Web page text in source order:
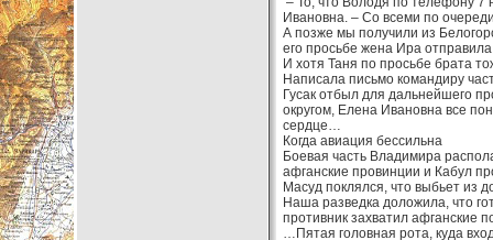
Ивановна. – Со всеми по
А позже мы получили из
его просьбе жена Ира
И хотя Таня по просьбе брата
Написала письмо командиру
Гусак отбыл для дальнейшего
округом, Елена Ивановна все
сердце…
Когда авиация бессильна
Боевая часть Владимира
афганские провинции и Кабул
Масуд поклялся, что выбьет из
Наша разведка доложила, что
противник захватил афганские
…Пятая головная рота, куда